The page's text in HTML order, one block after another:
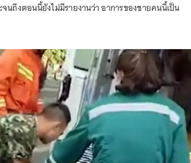
นถึงตอนนี้ยังไม่มีรายงานว่า อาการของชายคนนี้เป็น